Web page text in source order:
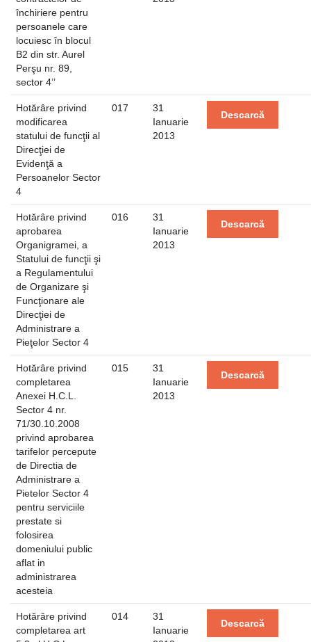
închiriere pentru
persoanele care
locuiesc în blocul
B2 din str. Aurel
Perşu nr. 89,
sector 4’’
Hotărâre privind
modificarea
statului de funcţii al
Direcţiei de
Evidenţă a
Persoanelor Sector
4
017
31
Ianuarie
2013
Descarcă
Hotărâre privind
aprobarea
Organigramei, a
Statului de funcţii şi
a Regulamentului
de Organizare şi
Funcţionare ale
Direcţiei de
Administrare a
Pieţelor Sector 4
016
31
Ianuarie
2013
Descarcă
Hotărâre privind
completarea
Anexei H.C.L.
Sector 4 nr.
71/30.10.2008
privind aprobarea
tarifelor percepute
de Directia de
Administrare a
Pietelor Sector 4
pentru serviciile
prestate si
folosirea
domeniului public
aflat in
administrarea
acesteia
015
31
Ianuarie
2013
Descarcă
Hotărâre privind
completarea art
014
31
Ianuarie
Descarcă